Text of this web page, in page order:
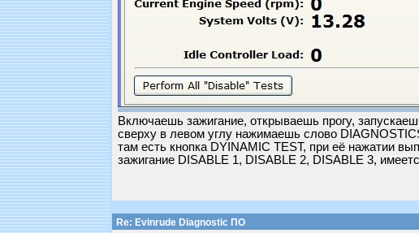
Включаешь зажигание, открываешь прогу,
сверху в левом углу нажимаешь слово
там есть кнопка DYINAMIC TEST, при её нажатии
зажигание DISABLE 1, DISABLE 2, DISABLE 3,
Re: Evinrude Diagnostic ПО